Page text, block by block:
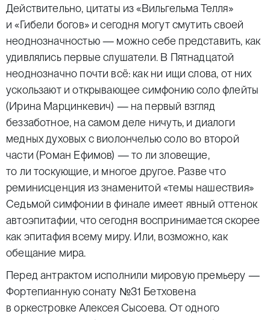
Действительно, цитаты из «Вильгельма Телля»
и «Гибели богов» и сегодня могут смутить своей
неоднозначностью — можно себе представить, как
удивлялись первые слушатели. В Пятнадцатой
неоднозначно почти всё: как ни ищи слова, от них
ускользают и открывающее симфонию соло флейты
(Ирина Марцинкевич) — на первый взгляд
беззаботное, на самом деле ничуть, и диалоги
медных духовых с виолончелью соло во второй
части (Роман Ефимов) — то ли зловещие,
то ли тоскующие, и многое другое. Разве что
реминисценция из знаменитой «темы нашествия»
Седьмой симфонии в финале имеет явный оттенок
автоэпитафии, что сегодня воспринимается скорее
как эпитафия всему миру. Или, возможно, как
обещание мира.
Перед антрактом исполнили мировую премьеру —
Фортепианную сонату №31 Бетховена
в оркестровке Алексея Сысоева. От одного